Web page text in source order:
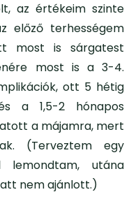
az értékeim szinte
előző terhességem
most is sárgatest
most is a 3-4.
ott 5 hétig
a 1,5-2 hónapos
a májamra, mert
(Terveztem egy
lemondtam, utána
nem ajánlott.)